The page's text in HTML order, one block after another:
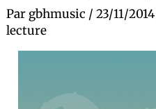
Par gbhmusic /23/11/2014
lecture